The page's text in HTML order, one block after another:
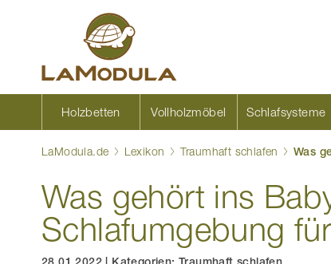
Inhalt
Holzbetten Vollholzmöbel Schlafsysteme
LaModula.de Lexikon Traumhaft schlafen Was
Was gehört ins
Schlafumgebung